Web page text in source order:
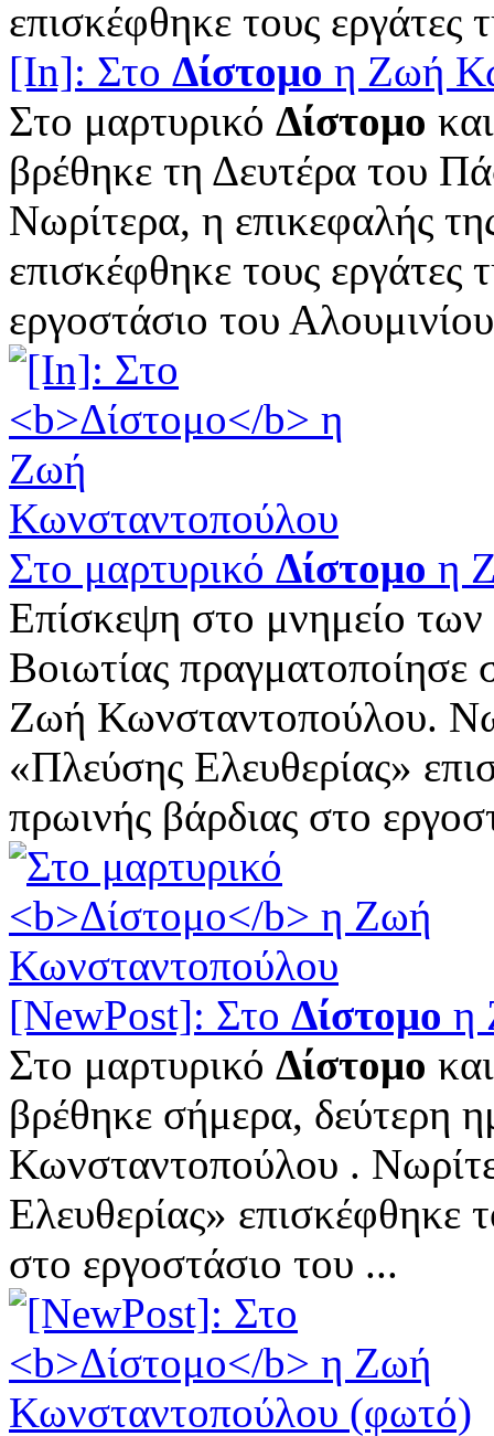
επισκέφθηκε τους εργάτες
[In]: Στο Δίστομο η Ζωή
Στο μαρτυρικό Δίστομο
βρέθηκε τη Δευτέρα του
Νωρίτερα, η επικεφαλής
επισκέφθηκε τους εργάτες
εργοστάσιο του
Στο μαρτυρικό Δίστομο η
Επίσκεψη στο μνημείο
Βοιωτίας
Ζωή Κωνσταντοπούλου.
«Πλεύσης Ελευθερίας»
πρωινής βάρδιας στο
[NewPost]: Στο Δίστομο η
Στο μαρτυρικό Δίστομο
βρέθηκε σήμερα, δεύτερη
Κωνσταντοπούλου .
Ελευθερίας» επισκέφθηκε
στο εργοστάσιο του ...